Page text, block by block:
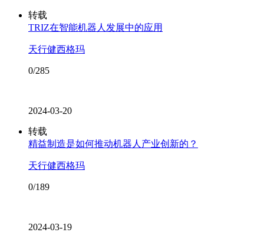
转载
TRIZ在智能机器人发展中的应用
天行健西格玛
0/285
2024-03-20
转载
精益制造是如何推动机器人产业创新的？
天行健西格玛
0/189
2024-03-19